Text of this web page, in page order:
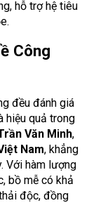
hỗ trợ hệ tiêu
Công
đều đánh giá
hiệu quả trong
Văn Minh,
Nam, khẳng
Với hàm lượng
bồ mễ có khả
độc, đồng